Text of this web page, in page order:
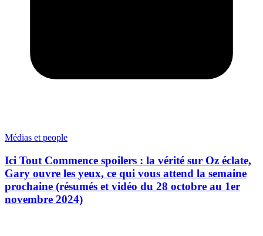
Médias et people
Ici Tout Commence spoilers : la vérité sur Oz éclate,
Gary ouvre les yeux, ce qui vous attend la semaine
prochaine (résumés et vidéo du 28 octobre au 1er
novembre 2024)